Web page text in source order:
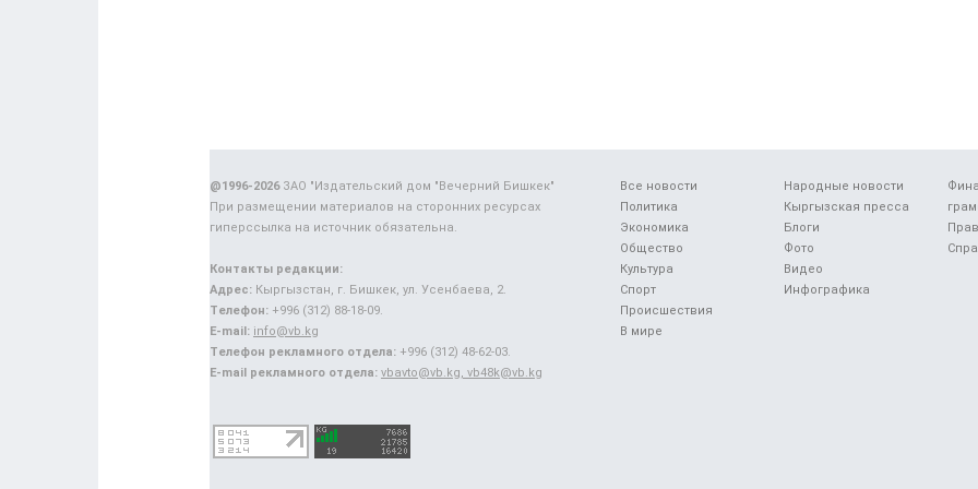
Все новости
Политика
Экономика
Общество
Культура
Спорт
Происшествия
В мире
Народные новости
Кыргызская пресса
Блоги
Фото
Видео
Инфографика
@1996-2026ЗАО "Издательский дом "Вечерний Бишкек"
При размещении материалов на сторонних ресурсах
гиперссылка на источник обязательна.
Контакты редакции:
Адрес: Кыргызстан, г. Бишкек, ул. Усенбаева, 2.
Телефон: +996 (312) 88-18-09.
E-mail: info@vb.kg
Телефон рекламного отдела: +996 (312) 48-62-03.
E-mail рекламного отдела: vbavto@vb.kg, vb48k@vb.kg